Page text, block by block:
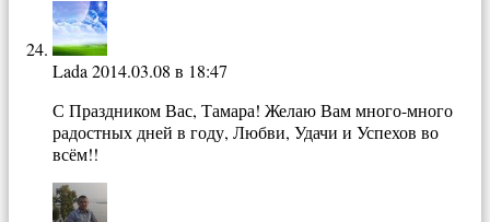
Lada 2014.03.08 в 18:47
С Праздником Вас, Тамара! Желаю Вам много-много
радостных дней в году, Любви, Удачи и Успехов во
всём!!